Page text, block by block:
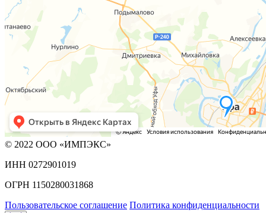
© 2022 ООО «ИМПЭКС»
ИНН 0272901019
ОГРН 1150280031868
Пользовательское соглашение Политика конфиденциальности